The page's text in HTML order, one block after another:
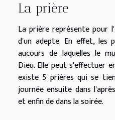
La prière
La prière représente pour
d'un adepte. En effet, les
aucours de laquelles le
Dieu. Elle peut s'effectuer
existe 5 prières qui se
journée ensuite dans
et enfin de dans la soirée.